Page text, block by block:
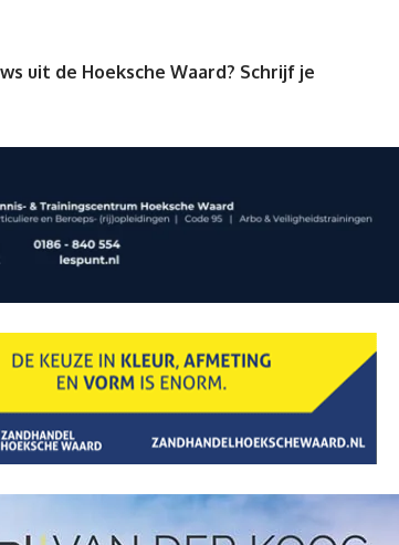
uit de Hoeksche Waard? Schrijf je